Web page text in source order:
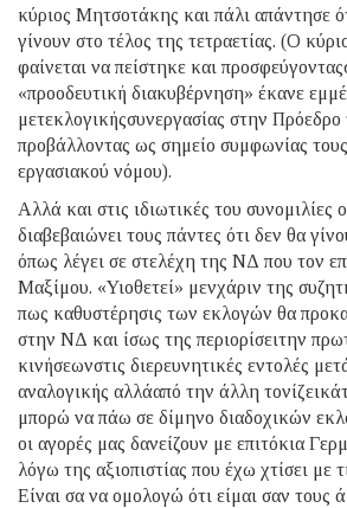
κύριος Μητσοτάκης και πάλι απάντησε
γίνουν στο τέλος της τετραετίας. (Ο
φαίνεται να πείστηκε και
«προοδευτική διακυβέρνηση» έκανε
μετεκλογικήςσυνεργασίας στην
προβάλλοντας ως σημείο συμφωνίας
εργασιακού νόμου).
Αλλά και στις ιδιωτικές του
διαβεβαιώνει τους πάντες ότι δεν θα
όπως λέγει σε στελέχη της ΝΔ που τον
Μαξίμου. «Υιοθετεί» μενχάριν της
πως καθυστέρησις των εκλογών θα
στην ΝΔ και ίσως της περιορίσειτην
κινήσεωνστις διερευνητικές εντολές
αναλογικής αλλάαπό την άλλη
μπορώ να πάω σε δίμηνο διαδοχικών
οι αγορές μας δανείζουν με επιτόκια
λόγω της αξιοπιστίας που έχω χτίσει με
Είναι σα να ομολογώ ότι είμαι σαν τους